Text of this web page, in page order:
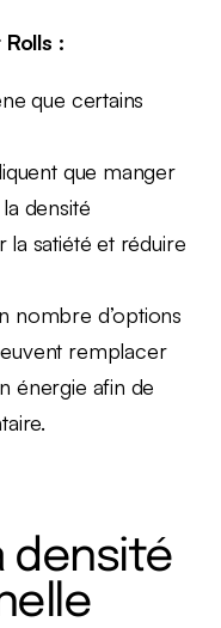
:
que certains
que manger
densité
satiété et réduire
nombre d’options
remplacer
énergie afin de
densité